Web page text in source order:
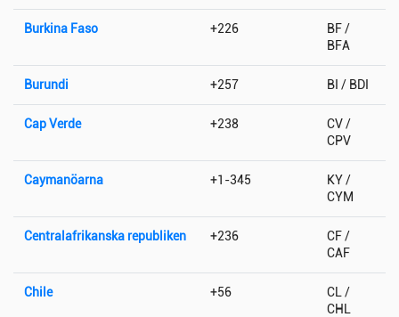
Burkina Faso +226
BF /
BFA
Burundi +257 BI / BDI
Cap Verde +238
CV /
CPV
Caymanöarna +1-345
KY /
CYM
Centralafrikanska republiken +236
CF /
CAF
Chile +56
CL /
CHL